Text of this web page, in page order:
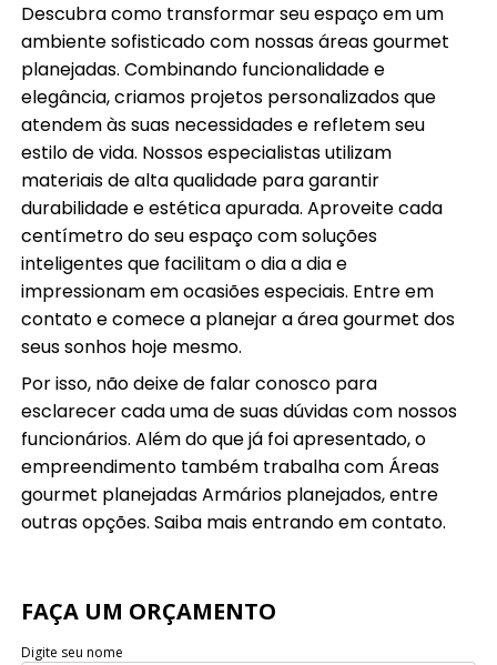
Descubra como transformar seu espaço em um
ambiente sofisticado com nossas áreas gourmet
planejadas. Combinando funcionalidade e
elegância, criamos projetos personalizados que
atendem às suas necessidades e refletem seu
estilo de vida. Nossos especialistas utilizam
materiais de alta qualidade para garantir
durabilidade e estética apurada. Aproveite cada
centímetro do seu espaço com soluções
inteligentes que facilitam o dia a dia e
impressionam em ocasiões especiais. Entre em
contato e comece a planejar a área gourmet dos
seus sonhos hoje mesmo.
Por isso, não deixe de falar conosco para
esclarecer cada uma de suas dúvidas com nossos
funcionários. Além do que já foi apresentado, o
empreendimento também trabalha com Áreas
gourmet planejadas Armários planejados, entre
outras opções. Saiba mais entrando em contato.
FAÇA UM ORÇAMENTO
Digite seu nome